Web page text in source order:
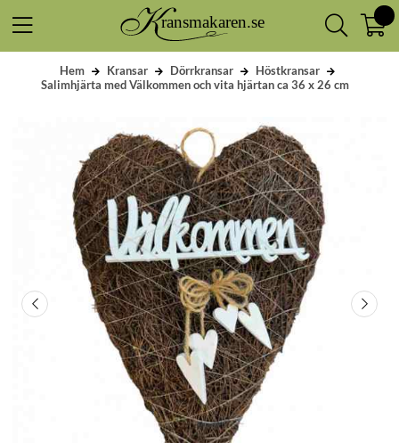
Hem Kransar Dörrkransar
Höstkransar
Salimhjärta med Välkommen och vita hjärtan ca 36 x 26 cm